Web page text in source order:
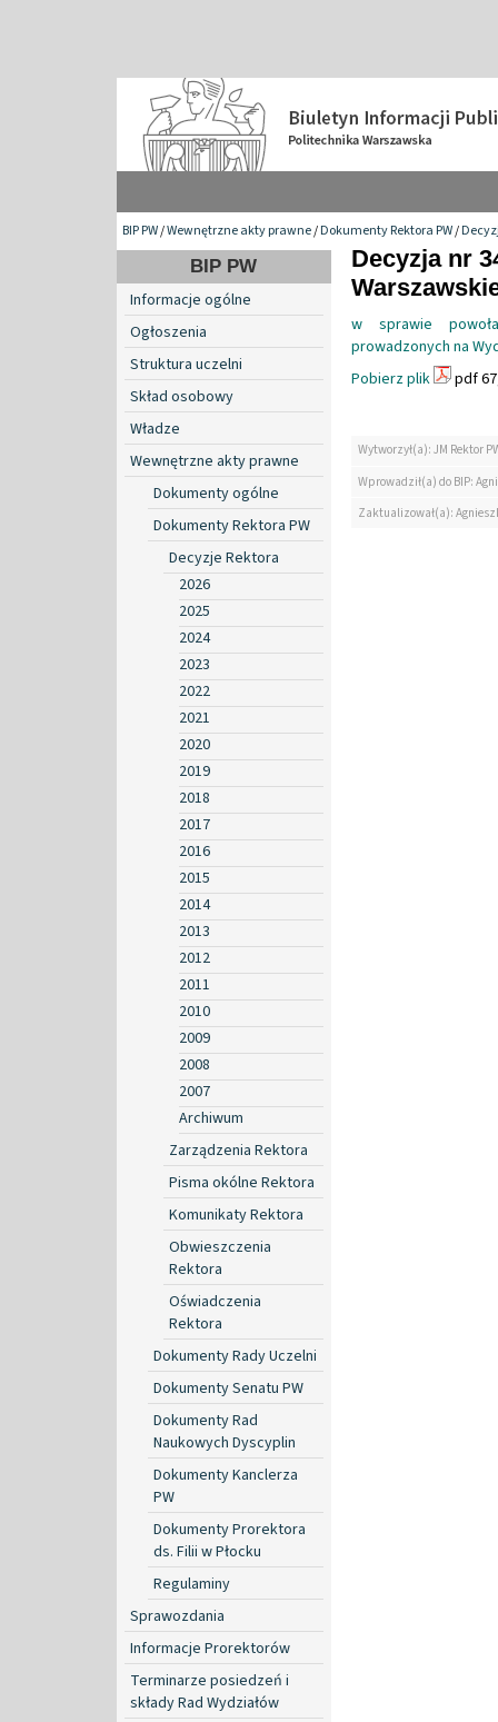
BIP PW/Wewnętrzne akty prawne/Dokumenty Rektora PW/
BIP PW
Informacje ogólne
Ogłoszenia
Struktura uczelni
Skład osobowy
Władze
Wewnętrzne akty prawne
Dokumenty ogólne
Dokumenty Rektora PW
Decyzje Rektora
2026
2025
2024
2023
2022
2021
2020
2019
2018
2017
2016
2015
2014
2013
2012
2011
2010
2009
2008
2007
Archiwum
Zarządzenia Rektora
Pisma okólne Rektora
Komunikaty Rektora
Obwieszczenia
Rektora
Oświadczenia
Rektora
Dokumenty Rady Uczelni
Dokumenty Senatu PW
Dokumenty Rad
Naukowych Dyscyplin
Dokumenty Kanclerza
PW
Dokumenty Prorektora
ds. Filii w Płocku
Regulaminy
Sprawozdania
Informacje Prorektorów
Terminarze posiedzeń i
składy Rad Wydziałów
Decyzja nr
w sprawie
prowadzonych na
Pobierz plik
pdf
Wytworzył(a): JM Rektor
Wprowadził(a) do BIP:
Zaktualizował(a):